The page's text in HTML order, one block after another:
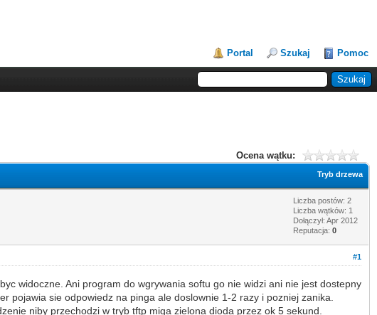
Portal Szukaj Pomoc
Ocena wątku:
Tryb drzewa
Liczba postów: 2
Liczba wątków: 1
Dołączył: Apr 2012
Reputacja: 0
#1
widoczne. Ani program do wgrywania softu go nie widzi ani nie jest dostepny
sie odpowiedz na pinga ale doslownie 1-2 razy i pozniej zanika.
niby przechodzi w tryb tftp miga zielona dioda przez ok 5 sekund.